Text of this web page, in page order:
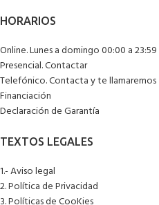
Online. Lunes a domingo 00:00 a 23:59
Presencial. Contactar
Telefónico. Contacta y te llamaremos
Financiación
Declaración de Garantía
1.- Aviso legal
2. Política de Privacidad